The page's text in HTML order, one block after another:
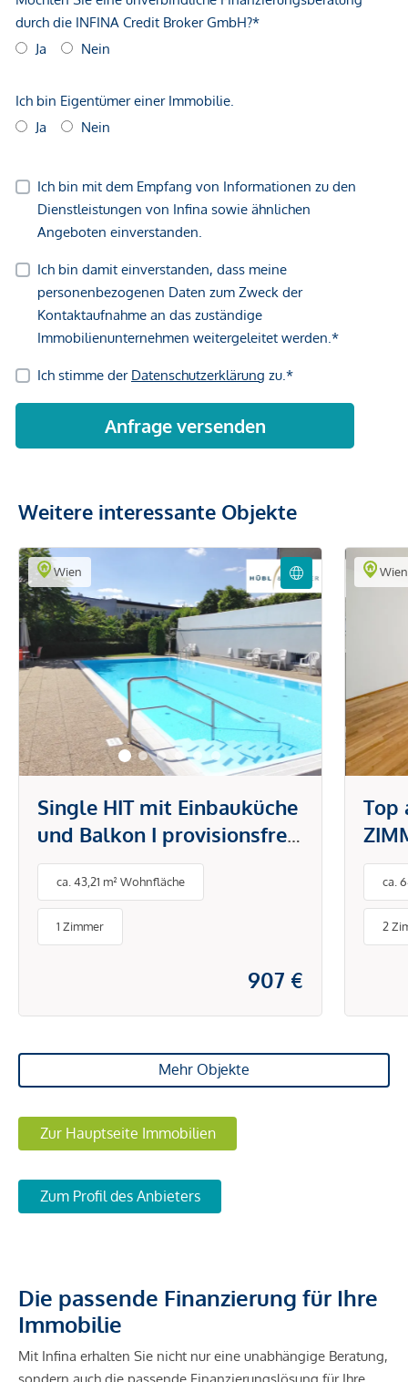
Weitere interessante Objekte
Wien
Single HIT mit Einbauküche
und Balkon I provisionsfrei
| Swimmingpool | Vet. Med.
Universität
ca. 43,21 m² Wohnfläche
1 Zimmer
907 €
Wien
Top
ca.
2
Mehr Objekte
Zur Hauptseite Immobilien
Zum Profil des Anbieters
Die passende Finanzierung für Ihre
Immobilie
Mit Infina erhalten Sie nicht nur eine unabhängige Beratung,